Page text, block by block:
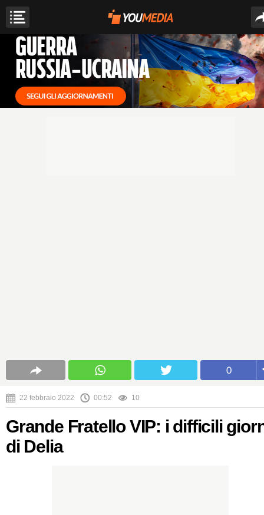
0
22 febbraio 2022 00:52 10
Grande Fratello VIP: i difficili
di Delia